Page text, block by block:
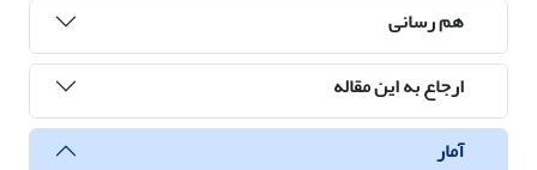
هم رسانی
ارجاع به این مقاله
آمار